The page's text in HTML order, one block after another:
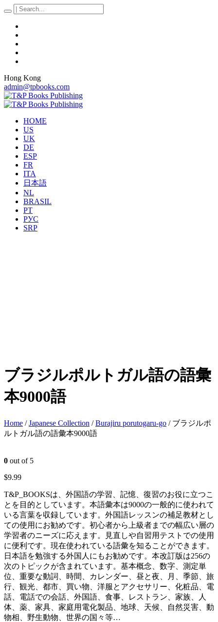
Hong Kong
admin@tpbooks.com
HOME
US
UK
DE
ESP
FR
ITA
日本語
NL
BRASIL
PT
РУС
SRP
ブラジルポルトガル語の語彙
本9000語
Home /Japanese Collection /Burajiru porutogaru-go / ブラジルポ
ルトガル語の語彙本9000語
0 out of 5
$9.99
T&P_BOOKSは、外国語の学習、記憶、復習のお役に立つこ
とを目的としています。本語彙本は9000の一般的に使われて
いる言葉を収録しています。外国語レッスンの補足教材とし
ての使用にお勧めです。初心者から上級者までの幅広い層の
学習者のニーズに応えます。見直しや自習用テストでの使用
に便利です。現在使われている語彙を知ることができます。
日本語を勉強する外国人にもお勧めです。本改訂版は256の
次のトピックが含まれています。基本概念、数字、測定単
位、重要な動詞、時間、カレンダー、昼と夜、月、季節、旅
行、観光、都市、買い物、洋服とアクセサリー、化粧品、電
話、電話での会話、外国語、食事、レストラン、家族、人
体、薬、家具、家庭用電化製品、地球、天候、自然災害、動
物相、野生動物、世界の国々等…